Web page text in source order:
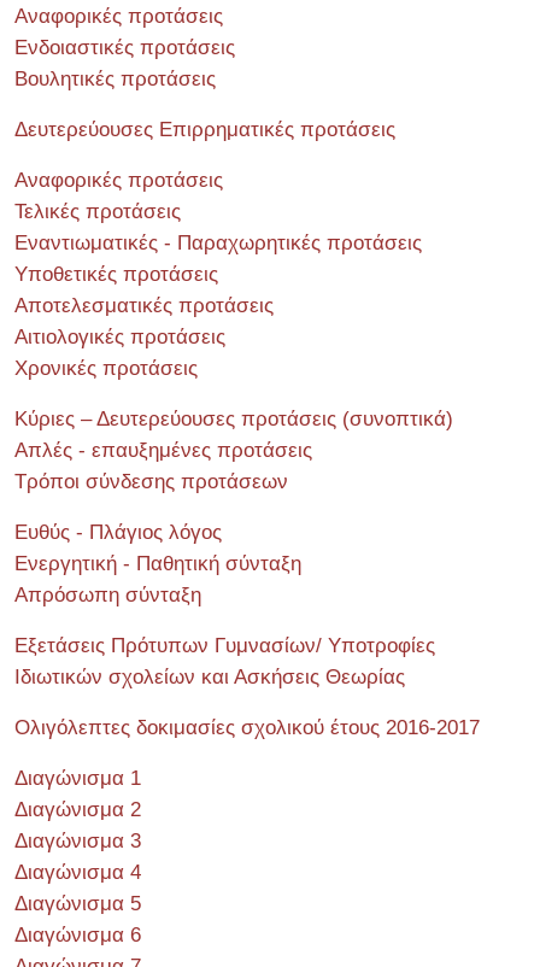
Αναφορικές προτάσεις
Ενδοιαστικές προτάσεις
Βουλητικές προτάσεις
Δευτερεύουσες Επιρρηματικές προτάσεις
Αναφορικές προτάσεις
Τελικές προτάσεις
Εναντιωματικές - Παραχωρητικές προτάσεις
Υποθετικές προτάσεις
Αποτελεσματικές προτάσεις
Αιτιολογικές προτάσεις
Χρονικές προτάσεις
Κύριες – Δευτερεύουσες προτάσεις (συνοπτικά)
Απλές - επαυξημένες προτάσεις
Τρόποι σύνδεσης προτάσεων
Ευθύς - Πλάγιος λόγος
Ενεργητική - Παθητική σύνταξη
Απρόσωπη σύνταξη
Εξετάσεις Πρότυπων Γυμνασίων/ Υποτροφίες
Ιδιωτικών σχολείων και Ασκήσεις Θεωρίας
Ολιγόλεπτες δοκιμασίες σχολικού έτους 2016-2017
Διαγώνισμα 1
Διαγώνισμα 2
Διαγώνισμα 3
Διαγώνισμα 4
Διαγώνισμα 5
Διαγώνισμα 6